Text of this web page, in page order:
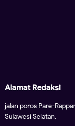
Alamat Redaksi
jalan poros Pare-
Sulawesi Selatan.